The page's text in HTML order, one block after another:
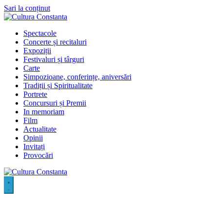
Sari la conținut
Spectacole
Concerte și recitaluri
Expoziții
Festivaluri și târguri
Carte
Simpozioane, conferințe, aniversări
Tradiții și Spiritualitate
Portrete
Concursuri și Premii
In memoriam
Film
Actualitate
Opinii
Invitați
Provocări